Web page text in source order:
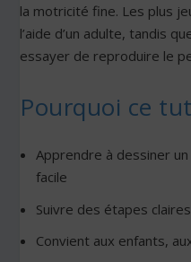
la motricité fine. Les plus
l’aide d’un adulte, tandis
essayer de reproduire le
Pourquoi ce
Apprendre à dessiner
facile
Suivre des étapes
Convient aux enfants,